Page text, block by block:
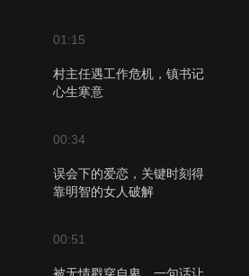
01:15
村主任遇工作危机，镇书记
心生寒意
00:34
误会下的爱恋，关键时刻得
靠明智的女人破解
00:51